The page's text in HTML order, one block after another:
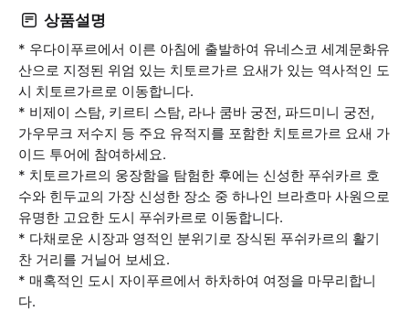
상품설명
* 우다이푸르에서 이른 아침에 출발하여 유네스코 세계문화유
산으로 지정된 위엄 있는 치토르가르 요새가 있는 역사적인 도
시 치토르가르로 이동합니다.
* 비제이 스탐, 키르티 스탐, 라나 쿰바 궁전, 파드미니 궁전,
가우무크 저수지 등 주요 유적지를 포함한 치토르가르 요새 가
이드 투어에 참여하세요.
* 치토르가르의 웅장함을 탐험한 후에는 신성한 푸쉬카르 호
수와 힌두교의 가장 신성한 장소 중 하나인 브라흐마 사원으로
유명한 고요한 도시 푸쉬카르로 이동합니다.
* 다채로운 시장과 영적인 분위기로 장식된 푸쉬카르의 활기
찬 거리를 거닐어 보세요.
* 매혹적인 도시 자이푸르에서 하차하여 여정을 마무리합니
다.